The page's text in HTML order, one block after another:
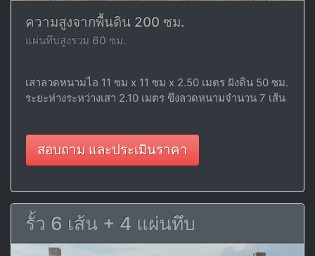
ความสูงจากพื้นดิน 200 ซม.
แผ่นทึบสูงรวม 60 ซม.
เสาลวดหนามไอ 11 ซม x 11 ซม x 2.50 เมตร ฝังดิน 50 ซม.
ระยะห่างระหว่างเสา 2.10 เมตร ขึงลวดหนามจำนวน 7 เส้น
สอบถาม และประเมินราคา
รั้ว 6 เส้น + 4 แผ่นทึบ